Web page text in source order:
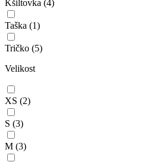
Kšiltovka (4)
Taška (1)
Tričko (5)
Velikost
XS (2)
S (3)
M (3)